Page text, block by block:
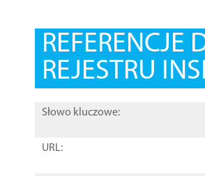
REFERENCJE
REJESTRU
Słowo kluczowe:
URL: